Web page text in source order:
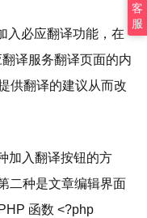
入必应翻译功能，在
译服务翻译页面的内
供翻译的建议从而改
加入翻译按钮的方
二种是文章编辑界面
函数 <?php
客
服